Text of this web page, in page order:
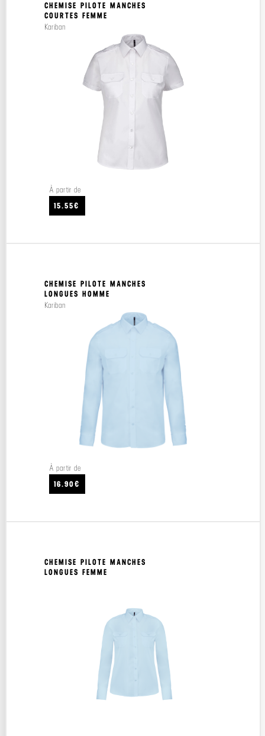
CHEMISE PILOTE MANCHES
COURTES FEMME
Kariban
À partir de
15.55€
CHEMISE PILOTE MANCHES
LONGUES HOMME
Kariban
À partir de
16.90€
CHEMISE PILOTE MANCHES
LONGUES FEMME